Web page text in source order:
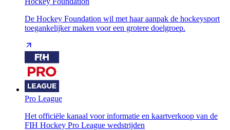
De Hockey Foundation wil met haar aanpak de hockeysport
toegankelijker maken voor een grotere doelgroep.
Pro League
Het officiële kanaal voor informatie en kaartverkoop van de
FIH Hockey Pro League wedstrijden